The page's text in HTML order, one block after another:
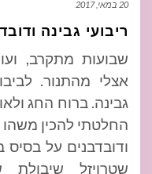
20 במאי, 2017
ריבועי גבינה
שבועות מתקרב,
אצלי מהתנור.
גבינה. ברוח החג
החלטתי להכין משהו
ודובדבנים על בסיס
שטרויזל